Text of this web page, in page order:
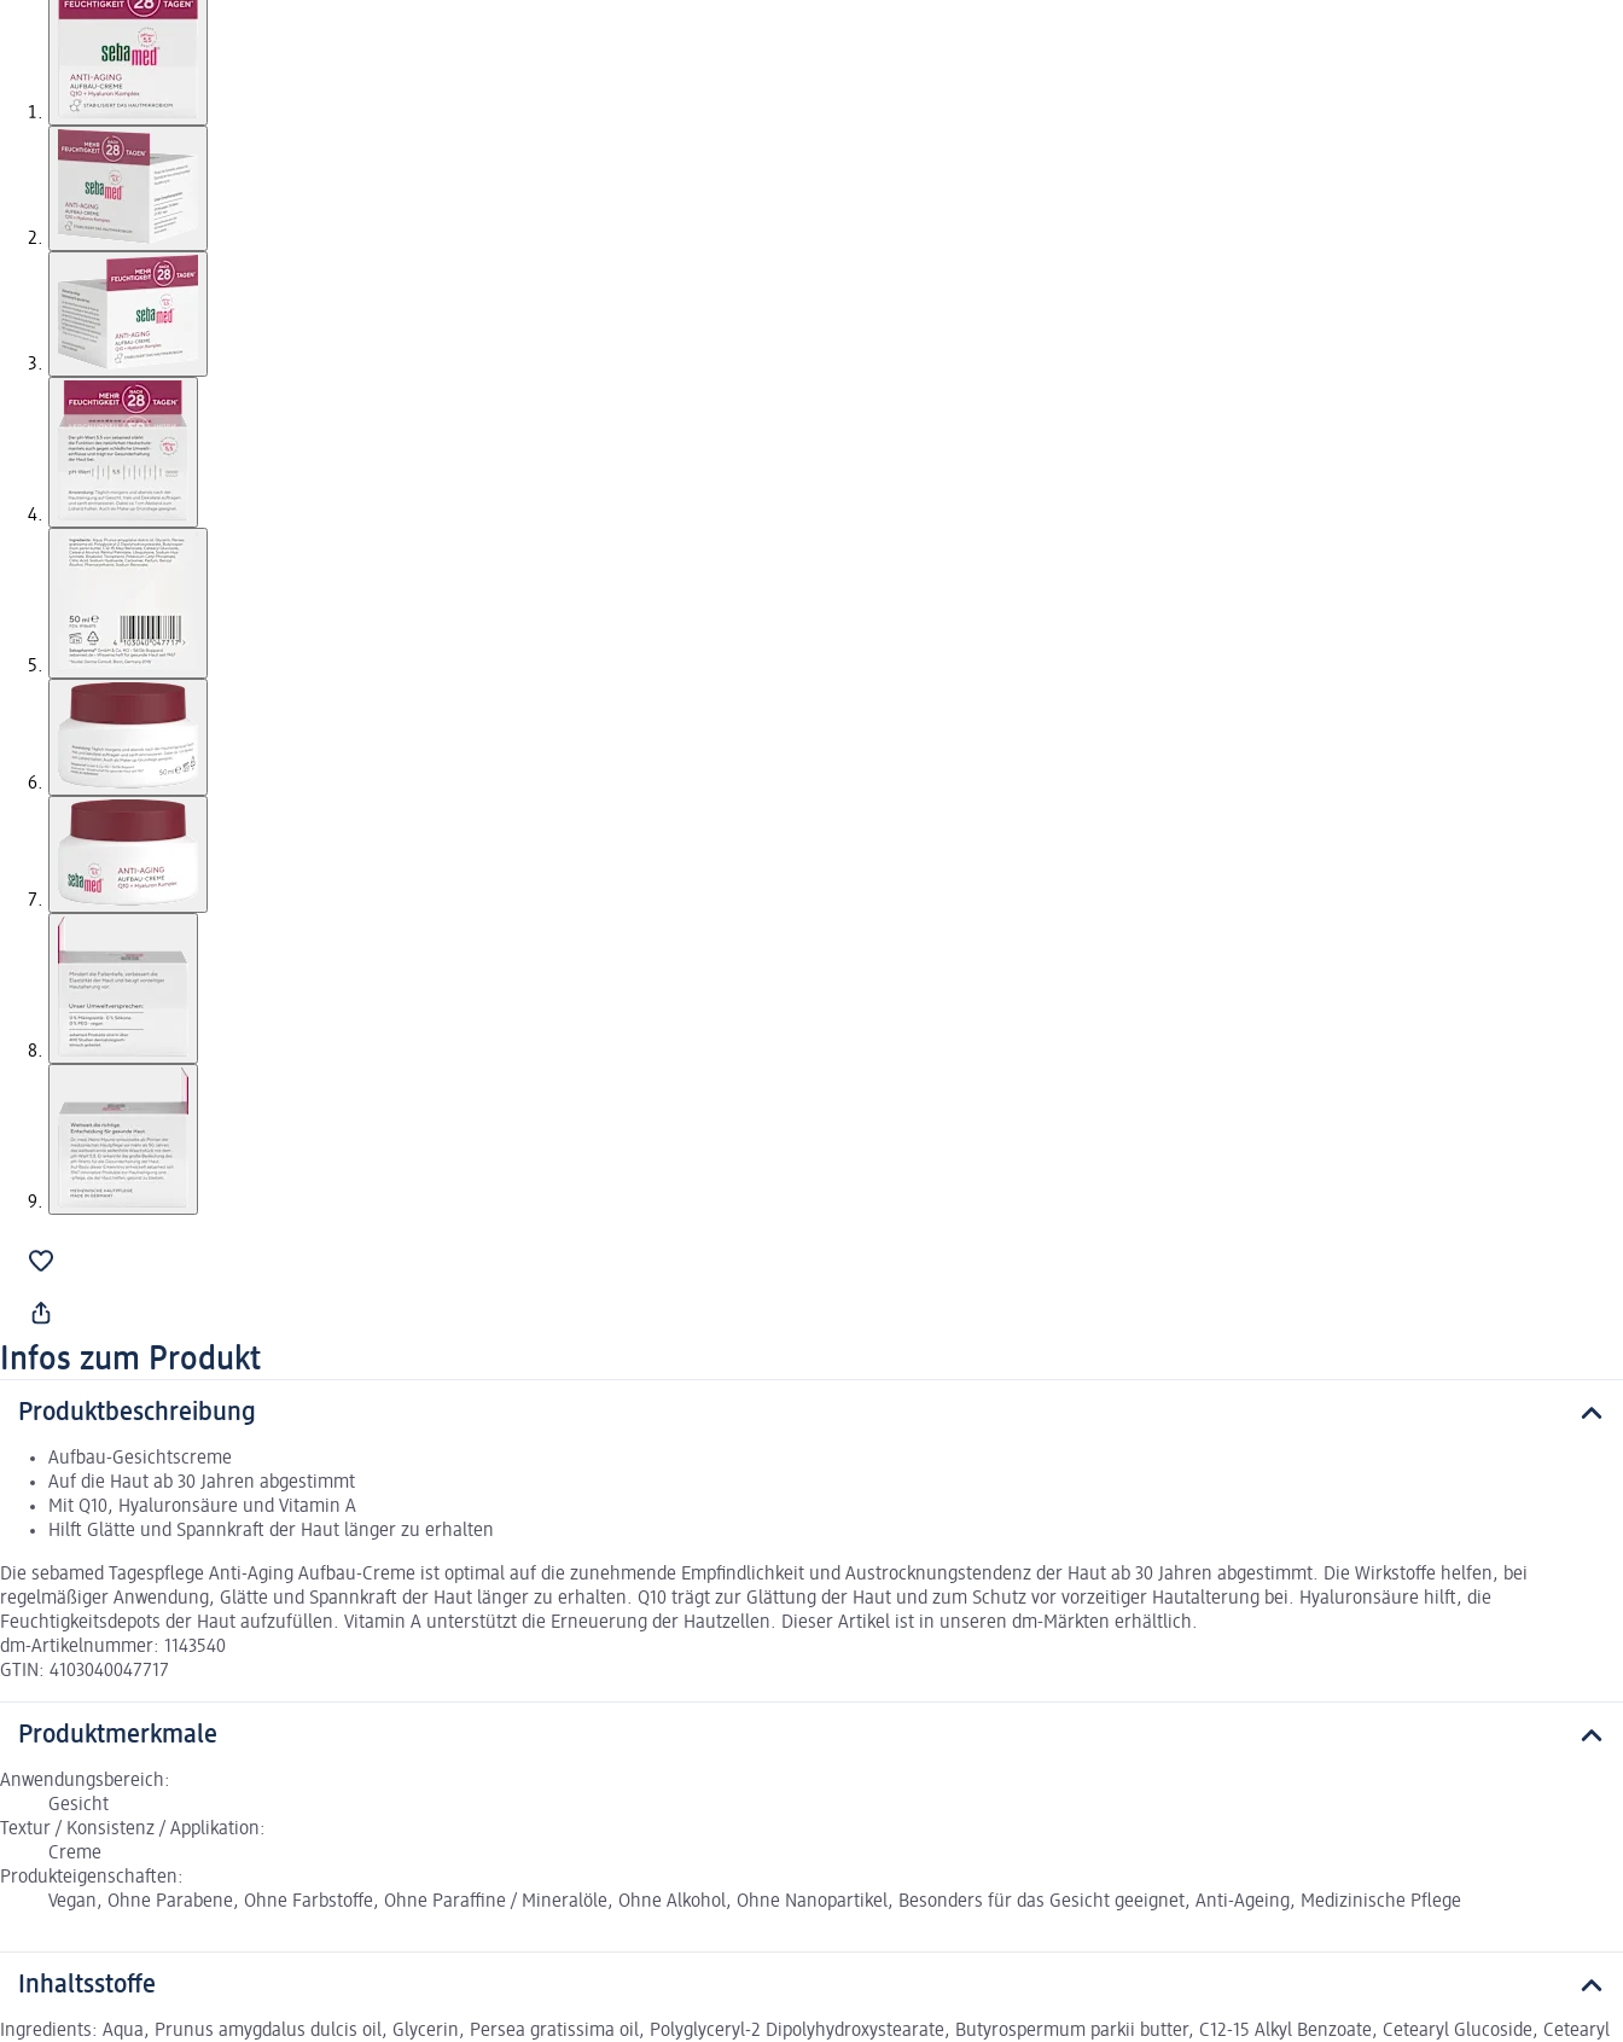
Infos zum Produkt
Produktbeschreibung
Aufbau-Gesichtscreme
Auf die Haut ab 30 Jahren abgestimmt
Mit Q10, Hyaluronsäure und Vitamin A
Hilft Glätte und Spannkraft der Haut länger zu erhalten
Die sebamed Tagespflege Anti-Aging Aufbau-Creme ist optimal auf die zunehmende Empfindlichkeit und Austrocknungstendenz der Haut ab 30 Jahren abgestimmt. Die Wirkstoffe helfen, bei
regelmäßiger Anwendung, Glätte und Spannkraft der Haut länger zu erhalten. Q10 trägt zur Glättung der Haut und zum Schutz vor vorzeitiger Hautalterung bei. Hyaluronsäure hilft, die
Feuchtigkeitsdepots der Haut aufzufüllen. Vitamin A unterstützt die Erneuerung der Hautzellen. Dieser Artikel ist in unseren dm-Märkten erhältlich.
dm-Artikelnummer: 1143540
GTIN: 4103040047717
Produktmerkmale
Anwendungsbereich:
Gesicht
Textur / Konsistenz / Applikation:
Creme
Produkteigenschaften:
Vegan, Ohne Parabene, Ohne Farbstoffe, Ohne Paraffine / Mineralöle, Ohne Alkohol, Ohne Nanopartikel, Besonders für das Gesicht geeignet, Anti-Ageing, Medizinische Pflege
Inhaltsstoffe
Ingredients: Aqua, Prunus amygdalus dulcis oil, Glycerin, Persea gratissima oil, Polyglyceryl-2 Dipolyhydroxystearate, Butyrospermum parkii butter, C12-15 Alkyl Benzoate, Cetearyl Glucoside, Cetearyl